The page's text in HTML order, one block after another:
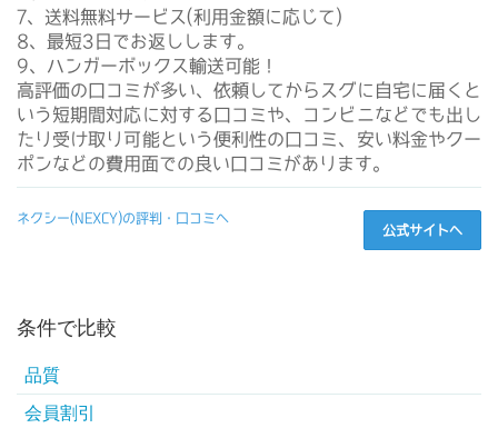
7、送料無料サービス(利用金額に応じて)
8、最短3日でお返しします。
9、ハンガーボックス輸送可能！
高評価の口コミが多い、依頼してからスグに自宅に届くと
いう短期間対応に対する口コミや、コンビニなどでも出し
たり受け取り可能という便利性の口コミ、安い料金やクー
ポンなどの費用面での良い口コミがあります。
ネクシー(NEXCY)の評判・口コミへ
公式サイトへ
条件で比較
品質
会員割引